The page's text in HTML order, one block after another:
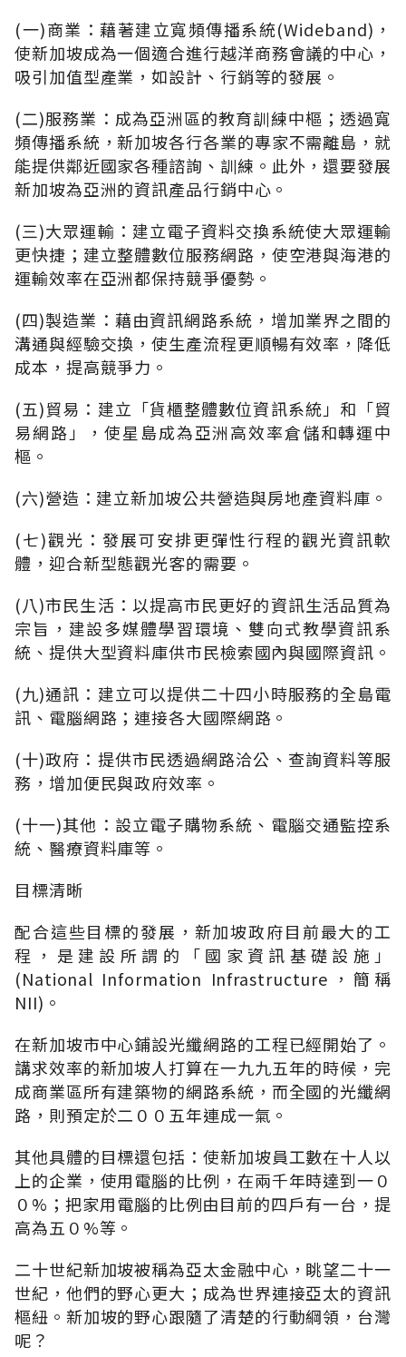
(一)商業：藉著建立寬頻傳播系統(Wideband)，
使新加坡成為一個適合進行越洋商務會議的中心，
吸引加值型產業，如設計、行銷等的發展。
(二)服務業：成為亞洲區的教育訓練中樞；透過寬
頻傳播系統，新加坡各行各業的專家不需離島，就
能提供鄰近國家各種諮詢、訓練。此外，還要發展
新加坡為亞洲的資訊產品行銷中心。
(三)大眾運輸：建立電子資料交換系統使大眾運輸
更快捷；建立整體數位服務網路，使空港與海港的
運輸效率在亞洲都保持競爭優勢。
(四)製造業：藉由資訊網路系統，增加業界之間的
溝通與經驗交換，使生產流程更順暢有效率，降低
成本，提高競爭力。
(五)貿易：建立「貨櫃整體數位資訊系統」和「貿
易網路」，使星島成為亞洲高效率倉儲和轉運中
樞。
(六)營造：建立新加坡公共營造與房地產資料庫。
(七)觀光：發展可安排更彈性行程的觀光資訊軟
體，迎合新型態觀光客的需要。
(八)市民生活：以提高市民更好的資訊生活品質為
宗旨，建設多媒體學習環境、雙向式教學資訊系
統、提供大型資料庫供市民檢索國內與國際資訊。
(九)通訊：建立可以提供二十四小時服務的全島電
訊、電腦網路；連接各大國際網路。
(十)政府：提供市民透過網路洽公、查詢資料等服
務，增加便民與政府效率。
(十一)其他：設立電子購物系統、電腦交通監控系
統、醫療資料庫等。
目標清晰
配合這些目標的發展，新加坡政府目前最大的工
程，是建設所謂的「國家資訊基礎設施」
(National Information Infrastructure，簡稱
NII)。
在新加坡市中心鋪設光纖網路的工程已經開始了。
講求效率的新加坡人打算在一九九五年的時候，完
成商業區所有建築物的網路系統，而全國的光纖網
路，則預定於二００五年連成一氣。
其他具體的目標還包括：使新加坡員工數在十人以
上的企業，使用電腦的比例，在兩千年時達到一０
０%；把家用電腦的比例由目前的四戶有一台，提
高為五０%等。
二十世紀新加坡被稱為亞太金融中心，眺望二十一
世紀，他們的野心更大；成為世界連接亞太的資訊
樞紐。新加坡的野心跟隨了清楚的行動綱領，台灣
呢？